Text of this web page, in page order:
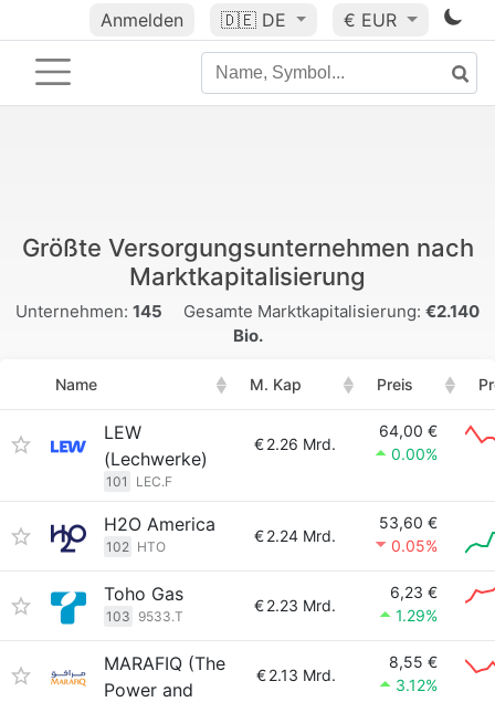
Anmelden 🇩🇪 DE € EUR
Größte Versorgungsunternehmen nach
Marktkapitalisierung
Unternehmen: 145 Gesamte Marktkapitalisierung: €2.140
Bio.
Name M. Kap Preis
LEW
(Lechwerke)
101 LEC.F
€2.26 Mrd.
64,00 €
0.00%
H2O America
102 HTO
€2.24 Mrd.
53,60 €
0.05%
Toho Gas
103 9533.T
€2.23 Mrd.
6,23 €
1.29%
MARAFIQ (The
Power and
€2.13 Mrd.
8,55 €
3.12%